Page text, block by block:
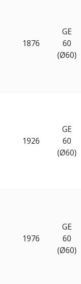
1876
GE
60
(Ø60)
1926
GE
60
(Ø60)
1976
GE
60
(Ø60)